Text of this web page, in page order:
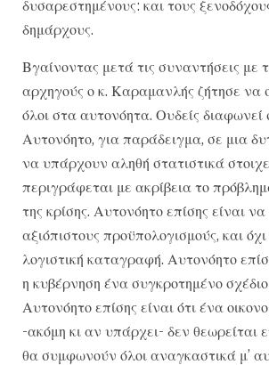
δυσαρεστημένους: και τους
δημάρχους.
Βγαίνοντας μετά τις συναντήσεις με
αρχηγούς ο κ. Καραμανλής ζήτησε να
όλοι στα αυτονόητα. Ουδείς διαφωνεί
Αυτονόητο, για παράδειγμα, σε μια
να υπάρχουν αληθή στατιστικά
περιγράφεται με ακρίβεια το
της κρίσης. Αυτονόητο επίσης είναι
αξιόπιστους προϋπολογισμούς, και
λογιστική καταγραφή. Αυτονόητο
η κυβέρνηση ένα συγκροτημένο σχέδιο
Αυτονόητο επίσης είναι ότι ένα
-ακόμη κι αν υπάρχει- δεν θεωρείται
θα συμφωνούν όλοι αναγκαστικά μ’